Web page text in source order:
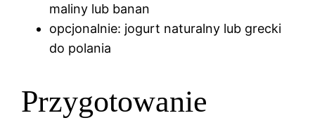
maliny lub banan
opcjonalnie: jogurt naturalny lub grecki
do polania
Przygotowanie